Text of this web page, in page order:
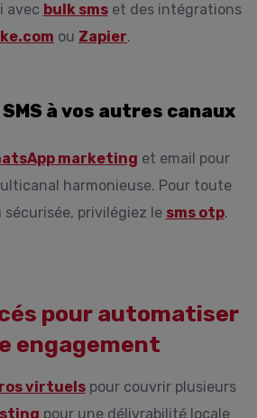
avec bulk smset des intégrations
ou Zapier.
à vos autres canaux
marketing et email pour
harmonieuse. Pour toute
privilégiez le sms otp.
pour automatiser
engagement
virtuels pour couvrir plusieurs
pour une délivrabilité locale